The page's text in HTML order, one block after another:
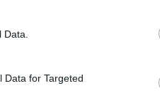
Data for Targeted